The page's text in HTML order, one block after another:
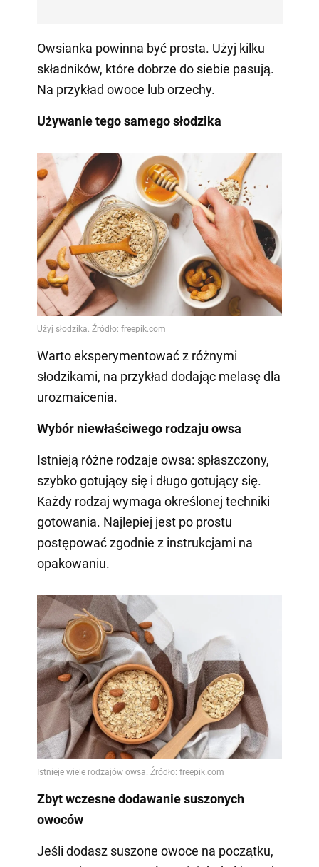
Owsianka powinna być prosta. Użyj kilku
składników, które dobrze do siebie pasują.
Na przykład owoce lub orzechy.
Używanie tego samego słodzika
Warto eksperymentować z różnymi
słodzikami, na przykład dodając melasę dla
urozmaicenia.
Wybór niewłaściwego rodzaju owsa
Istnieją różne rodzaje owsa: spłaszczony,
szybko gotujący się i długo gotujący się.
Każdy rodzaj wymaga określonej techniki
gotowania. Najlepiej jest po prostu
postępować zgodnie z instrukcjami na
opakowaniu.
Zbyt wczesne dodawanie suszonych
owoców
Jeśli dodasz suszone owoce na początku,